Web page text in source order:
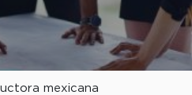
mexicana